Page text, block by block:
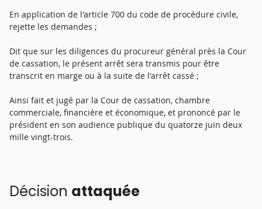
En application de l'article 700 du code de procédure civile,
rejette les demandes ;
Dit que sur les diligences du procureur général près la Cour
de cassation, le présent arrêt sera transmis pour être
transcrit en marge ou à la suite de l'arrêt cassé ;
Ainsi fait et jugé par la Cour de cassation, chambre
commerciale, financière et économique, et prononcé par le
président en son audience publique du quatorze juin deux
mille vingt-trois.
Décision attaquée